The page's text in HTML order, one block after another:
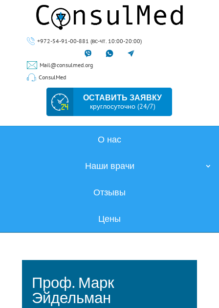
+972-54-91-00-881 (вс-чт. 10:00-20:00)
Mail@consulmed.org
ConsulMed
ОСТАВИТЬ ЗАЯВКУ
круглосуточно (24/7)
О нас
Наши врачи
Отзывы
Цены
Проф. Марк
Эйдельман